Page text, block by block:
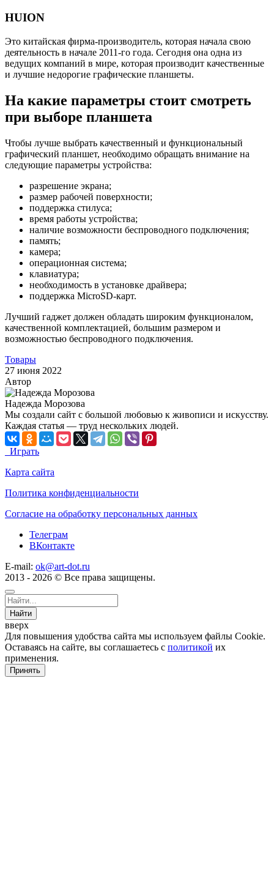
HUION
Это китайская фирма-производитель, которая начала свою
деятельность в начале 2011-го года. Сегодня она одна из
ведущих компаний в мире, которая производит качественные
и лучшие недорогие графические планшеты.
На какие параметры стоит смотреть
при выборе планшета
Чтобы лучше выбрать качественный и функциональный
графический планшет, необходимо обращать внимание на
следующие параметры устройства:
разрешение экрана;
размер рабочей поверхности;
поддержка стилуса;
время работы устройства;
наличие возможности беспроводного подключения;
память;
камера;
операционная система;
клавиатура;
необходимость в установке драйвера;
поддержка MicroSD-карт.
Лучший гаджет должен обладать широким функционалом,
качественной комплектацией, большим размером и
возможностью беспроводного подключения.
Товары
27 июня 2022
Автор
Надежда Морозова
Мы создали сайт с большой любовью к живописи и искусству.
Каждая статья — труд нескольких людей.
Играть
Карта сайта
Политика конфиденциальности
Согласие на обработку персональных данных
Телеграм
ВКонтакте
E-mail: ok@art-dot.ru
2013 - 2026 © Все права защищены.
Найти
вверх
Для повышения удобства сайта мы используем файлы Cookie.
Оставаясь на сайте, вы соглашаетесь с политикой их
применения.
Принять